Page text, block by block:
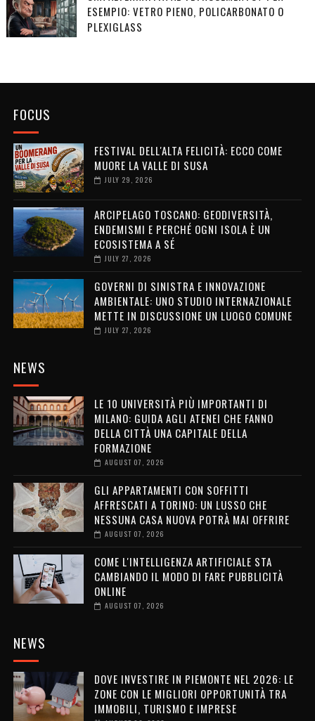
ESEMPIO: VETRO PIENO, POLICARBONATO O
PLEXIGLASS
FOCUS
FESTIVAL DELL'ALTA FELICITÀ: ECCO COME
MUORE LA VALLE DI SUSA
JULY 29, 2026
ARCIPELAGO TOSCANO: GEODIVERSITÀ,
ENDEMISMI E PERCHÉ OGNI ISOLA È UN
ECOSISTEMA A SÉ
JULY 27, 2026
GOVERNI DI SINISTRA E INNOVAZIONE
AMBIENTALE: UNO STUDIO INTERNAZIONALE
METTE IN DISCUSSIONE UN LUOGO COMUNE
JULY 27, 2026
NEWS
LE 10 UNIVERSITÀ PIÙ IMPORTANTI DI
MILANO: GUIDA AGLI ATENEI CHE FANNO
DELLA CITTÀ UNA CAPITALE DELLA
FORMAZIONE
AUGUST 07, 2026
GLI APPARTAMENTI CON SOFFITTI
AFFRESCATI A TORINO: UN LUSSO CHE
NESSUNA CASA NUOVA POTRÀ MAI OFFRIRE
AUGUST 07, 2026
COME L'INTELLIGENZA ARTIFICIALE STA
CAMBIANDO IL MODO DI FARE PUBBLICITÀ
ONLINE
AUGUST 07, 2026
NEWS
DOVE INVESTIRE IN PIEMONTE NEL 2026: LE
ZONE CON LE MIGLIORI OPPORTUNITÀ TRA
IMMOBILI, TURISMO E IMPRESE